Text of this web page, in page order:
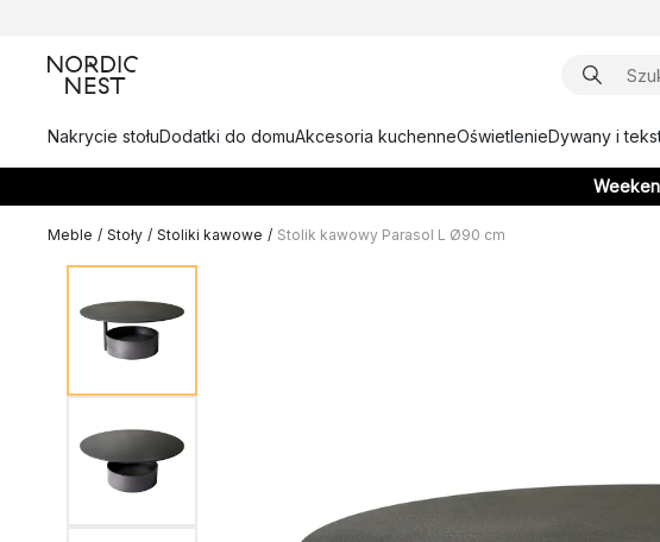
Nakrycie stołuDodatki do domuAkcesoria kuchenneOświetlenieDywany i
Meble / Stoły / Stoliki kawowe / Stolik kawowy Parasol L Ø90 cm